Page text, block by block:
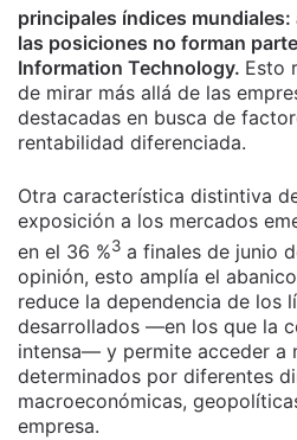
principales índices mundiales:
las posiciones no forman
Information Technology. Esto
de mirar más allá de las
destacadas en busca de
rentabilidad diferenciada.
Otra característica distintiva
exposición a los mercados
en el 36 %3 a finales de junio
opinión, esto amplía el
reduce la dependencia de los
desarrollados —en los que la
intensa— y permite acceder a
determinados por diferentes
macroeconómicas,
empresa.